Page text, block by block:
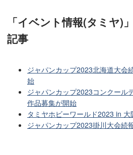
「イベント情報(タミヤ)
記事
ジャパンカップ2023北海道大会
始
ジャパンカップ2023コンクール
作品募集が開始
タミヤホビーワールド2023 in
ジャパンカップ2023掛川大会続